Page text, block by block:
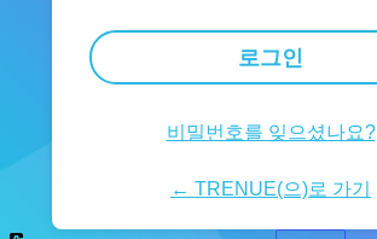
비밀번호를 잊으셨나요?
← TRENUE(으)로 가기